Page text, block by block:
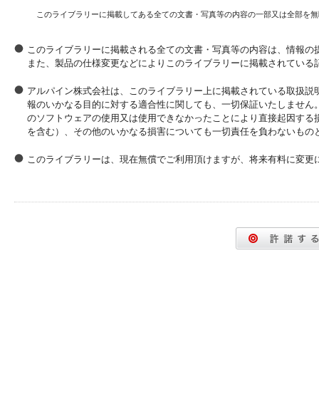
このライブラリーに掲載してある全ての文書・写真等の内容の一部又は全部を
このライブラリーに掲載される全ての文書・写真等の内容は、情報
また、製品の仕様変更などによりこのライブラリーに掲載されてい
アルパイン株式会社は、このライブラリー上に掲載されている取扱
報のいかなる目的に対する適合性に関しても、一切保証いたしませ
のソフトウェアの使用又は使用できなかったことにより直接起因す
を含む）、その他のいかなる損害についても一切責任を負わないもの
このライブラリーは、現在無償でご利用頂けますが、将来有料に変